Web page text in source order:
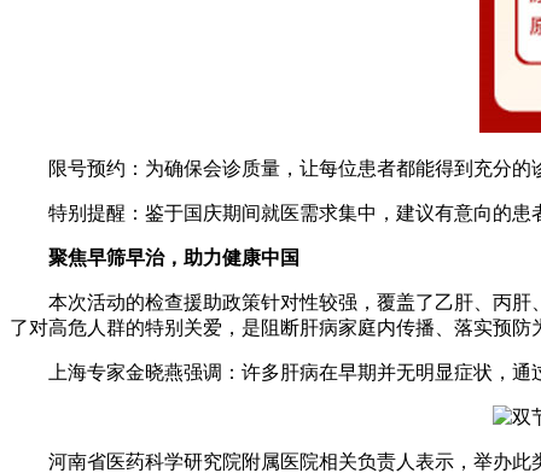
限号预约：为确保会诊质量，让每位患者都能得到充分的
特别提醒：鉴于国庆期间就医需求集中，建议有意向的患
聚焦早筛早治，助力健康中国
本次活动的检查援助政策针对性较强，覆盖了乙肝、丙肝
了对高危人群的特别关爱，是阻断肝病家庭内传播、落实预防
上海专家金晓燕强调：许多肝病在早期并无明显症状，通
河南省医药科学研究院附属医院相关负责人表示，举办此